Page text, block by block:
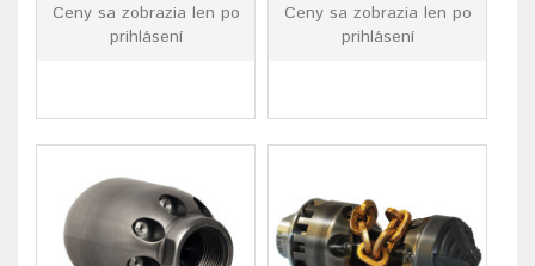
Ceny sa zobrazia len po
prihlásení
Ceny sa zobrazia len po
prihlásení